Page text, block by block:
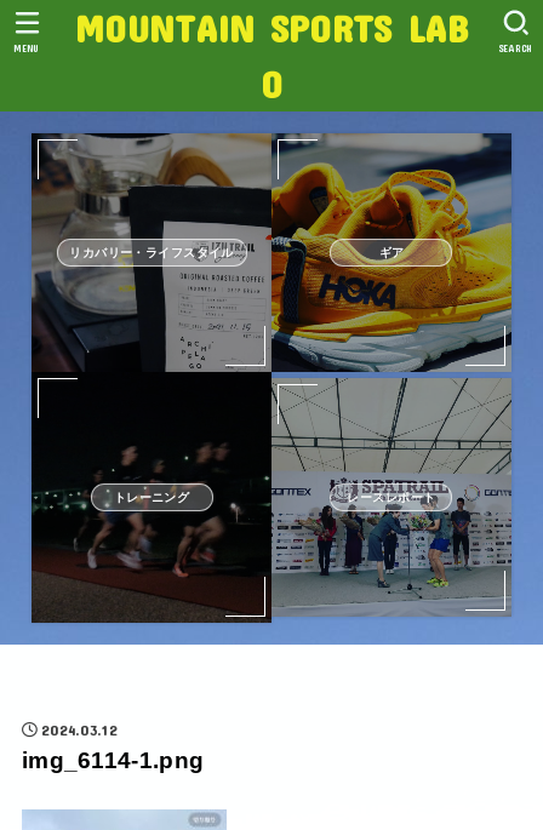
MOUNTAIN SPORTS LAB
O
SEARCH
MENU
リカバリー・ライフスタイル ギア
トレーニング レースレポート
2024.03.12
img_6114-1.png